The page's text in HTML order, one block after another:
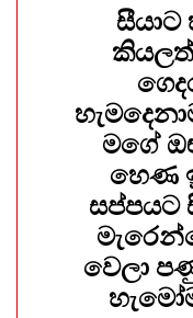
මගේ
හෙණ
සප්පයට
වෙලා